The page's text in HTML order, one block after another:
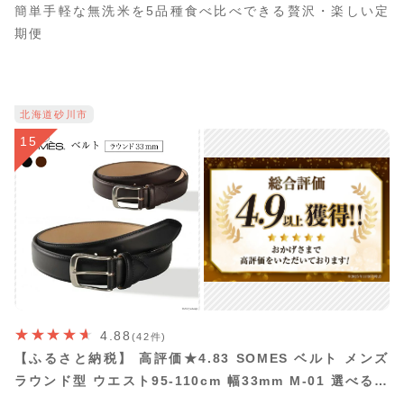
簡単手軽な無洗米を5品種食べ比べできる贅沢・楽しい定
期便
北海道砂川市
15
4.88 (42件)
【ふるさと納税】 高評価★4.83 SOMES ベルト メンズ
ラウンド型 ウエスト95‐110cm 幅33mm M-01 選べる色